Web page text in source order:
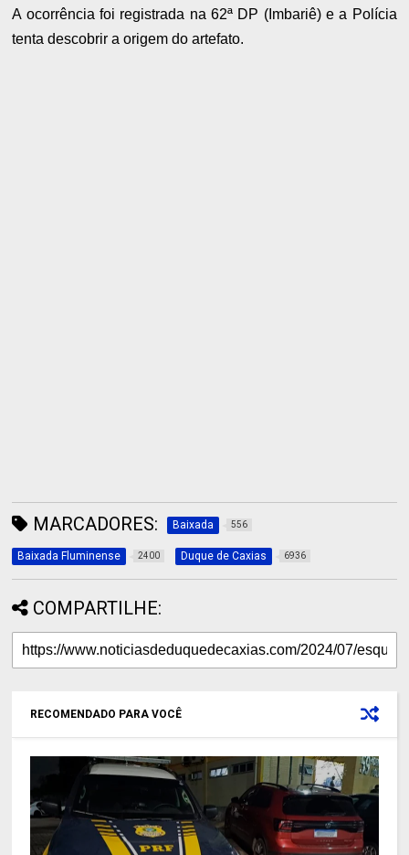
A ocorrência foi registrada na 62ª DP (Imbariê) e a Polícia
tenta descobrir a origem do artefato.
MARCADORES: Baixada 556
Baixada Fluminense 2400 Duque de Caxias 6936
COMPARTILHE:
RECOMENDADO PARA VOCÊ